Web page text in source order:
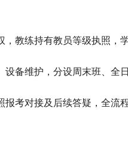
教练持有教员等级执照，
备维护，分设周末班、全
考对接及后续答疑，全流程